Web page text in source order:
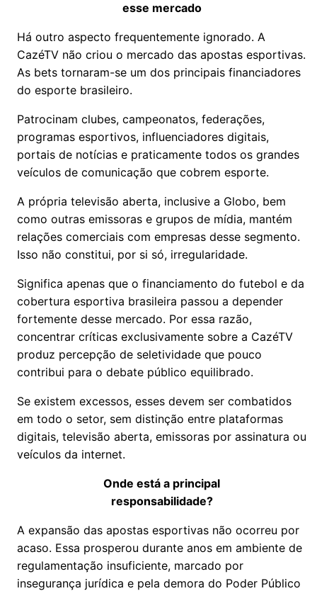
esse mercado
Há outro aspecto frequentemente ignorado. A
CazéTV não criou o mercado das apostas esportivas.
As bets tornaram-se um dos principais financiadores
do esporte brasileiro.
Patrocinam clubes, campeonatos, federações,
programas esportivos, influenciadores digitais,
portais de notícias e praticamente todos os grandes
veículos de comunicação que cobrem esporte.
A própria televisão aberta, inclusive a Globo, bem
como outras emissoras e grupos de mídia, mantém
relações comerciais com empresas desse segmento.
Isso não constitui, por si só, irregularidade.
Significa apenas que o financiamento do futebol e da
cobertura esportiva brasileira passou a depender
fortemente desse mercado. Por essa razão,
concentrar críticas exclusivamente sobre a CazéTV
produz percepção de seletividade que pouco
contribui para o debate público equilibrado.
Se existem excessos, esses devem ser combatidos
em todo o setor, sem distinção entre plataformas
digitais, televisão aberta, emissoras por assinatura ou
veículos da internet.
Onde está a principal
responsabilidade?
A expansão das apostas esportivas não ocorreu por
acaso. Essa prosperou durante anos em ambiente de
regulamentação insuficiente, marcado por
insegurança jurídica e pela demora do Poder Público